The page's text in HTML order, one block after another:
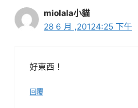
miolala小貓
28 6 月 ,20124:25 下午
好東西！
回覆